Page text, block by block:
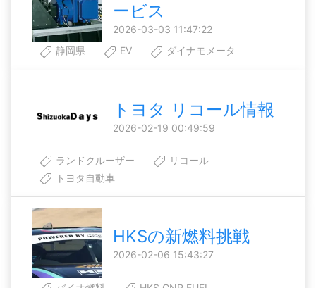
ービス
2026-03-03 11:47:22
静岡県
EV ダイナモメータ
トヨタ リコール情報
2026-02-19 00:49:59
ランドクルーザー
リコール
トヨタ自動車
HKSの新燃料挑戦
2026-02-06 15:43:27